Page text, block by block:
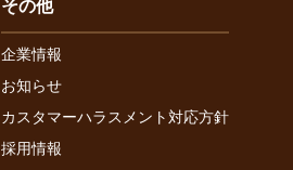
その他
企業情報
お知らせ
カスタマーハラスメント対応方針
採用情報